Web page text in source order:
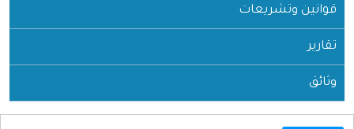
قوانين وتشريعات
تقارير
وثائق